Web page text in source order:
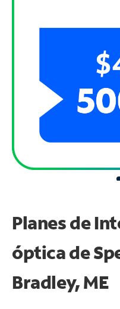
Planes de
óptica de
Bradley, ME